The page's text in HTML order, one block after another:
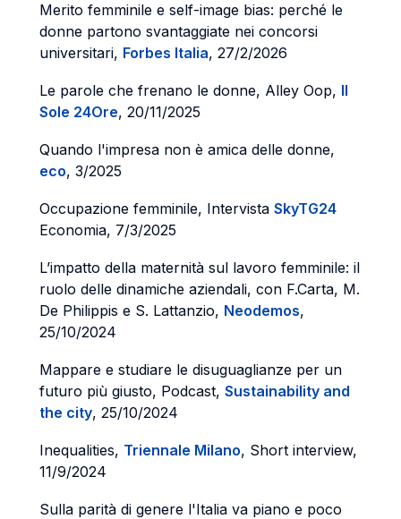
Merito femminile e self-image bias: perché le
donne partono svantaggiate nei concorsi
universitari, Forbes Italia, 27/2/2026
Le parole che frenano le donne, Alley Oop, Il
Sole 24Ore, 20/11/2025
Quando l'impresa non è amica delle donne,
eco, 3/2025
Occupazione femminile, Intervista SkyTG24
Economia, 7/3/2025
L’impatto della maternità sul lavoro femminile: il
ruolo delle dinamiche aziendali, con F.Carta, M.
De Philippis e S. Lattanzio, Neodemos,
25/10/2024
Mappare e studiare le disuguaglianze per un
futuro più giusto, Podcast, Sustainability and
the city, 25/10/2024
Inequalities, Triennale Milano, Short interview,
11/9/2024
Sulla parità di genere l'Italia va piano e poco